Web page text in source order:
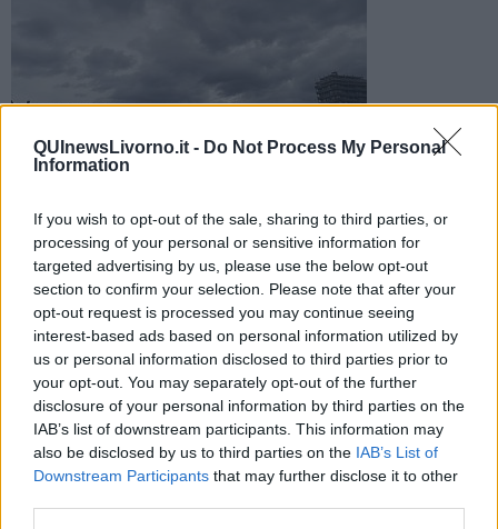
QUInewsLivorno.it - Do Not Process My Personal
Information
If you wish to opt-out of the sale, sharing to third parties, or
processing of your personal or sensitive information for
targeted advertising by us, please use the below opt-out
section to confirm your selection. Please note that after your
opt-out request is processed you may continue seeing
interest-based ads based on personal information utilized by
us or personal information disclosed to third parties prior to
your opt-out. You may separately opt-out of the further
disclosure of your personal information by third parties on the
IAB’s list of downstream participants. This information may
also be disclosed by us to third parties on the IAB’s List of
Downstream Participants that may further disclose it to other
La Protezione civile regionale ha diramato un codice giallo.
Ecco le previsioni meteo per domani
PROVINCE DI LIVORNO E PISA —
Atteso l'ingresso di una nuova
perturbaziobe nella giornata di domenica in Toscana, con piogge
su gran parte della regione ad iniziare dalla costa meridionale già
nel corso della notte.
Possibili temporali, in particolare sulle zone centro meridionali,
costa e isole dell’Arcipelago comprese.